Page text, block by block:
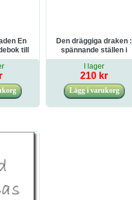
En
till
Den dräggiga draken :
spännande ställen i
Stockholm
I lager
210 kr